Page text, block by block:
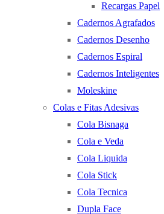
Recargas Papel
Cadernos Agrafados
Cadernos Desenho
Cadernos Espiral
Cadernos Inteligentes
Moleskine
Colas e Fitas Adesivas
Cola Bisnaga
Cola e Veda
Cola Liquida
Cola Stick
Cola Tecnica
Dupla Face